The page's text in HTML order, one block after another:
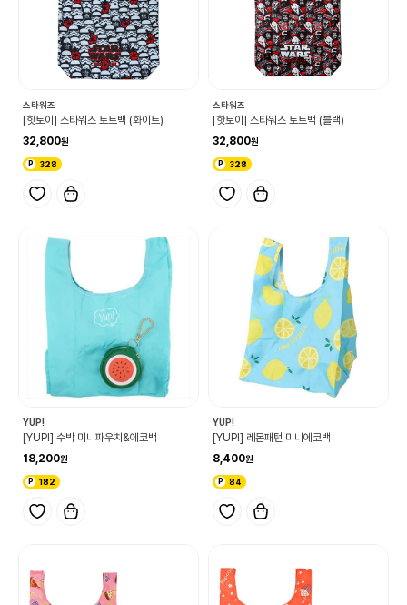
스타워즈
[핫토이] 스타워즈 토트백 (화이트)
32,800
328
스타워즈
[핫토이] 스타워즈 토트백 (블랙)
32,800
328
YUP!
[YUP!] 수박 미니파우치&에코백
18,200
182
YUP!
[YUP!] 레몬패턴 미니에코백
8,400
84